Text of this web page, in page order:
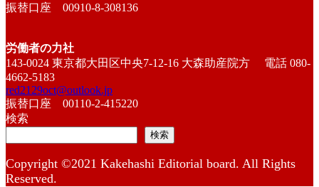
振替口座 00910-8-308136
労働者の力社
143-0024 東京都大田区中央7-12-16 大森助産院方 電話 080-
4662-5183
red2129oct@outlook.jp
振替口座 00110-2-415220
検索
検索
Copyright ©2021 Kakehashi Editorial board. All Rights
Reserved.